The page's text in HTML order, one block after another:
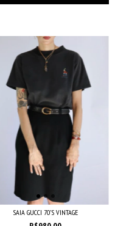
SAIA GUCCI 70’S VINTAGE